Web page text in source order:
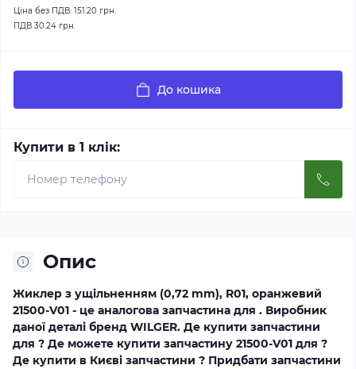
Ціна без ПДВ: 151.20 грн.
ПДВ 30.24 грн.
До кошика
Купити в 1 клік:
Опис
Жиклер з ущільненням (0,72 mm), R01, оранжевий
21500-V01 - це аналогова запчастина для . Виробник
даної деталі бренд WILGER. Де купити запчастини
для ? Де можете купити запчастину 21500-V01 для ?
Де купити в Києві запчастини ? Придбати запчастини